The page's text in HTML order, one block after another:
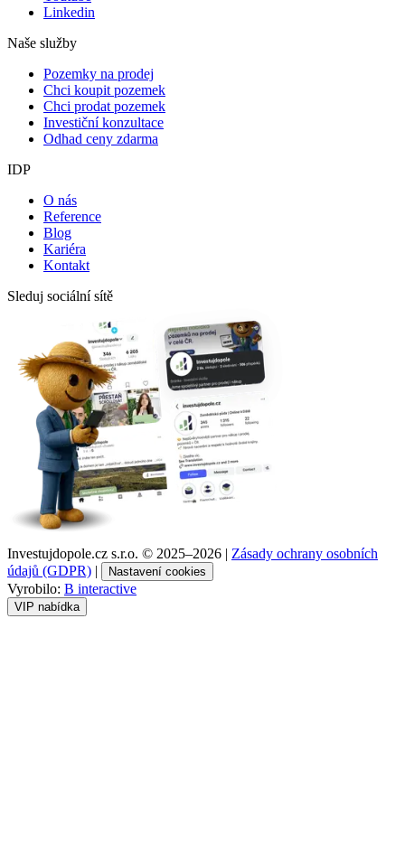
Linkedin
Naše služby
Pozemky na prodej
Chci koupit pozemek
Chci prodat pozemek
Investiční konzultace
Odhad ceny zdarma
IDP
O nás
Reference
Blog
Kariéra
Kontakt
Sleduj sociální sítě
Investujdopole.cz s.r.o. © 2025–2026 | Zásady ochrany osobních
údajů (GDPR) | Nastavení cookies
Vyrobilo: B interactive
VIP nabídka